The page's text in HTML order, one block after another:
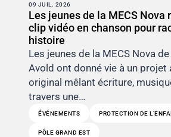
09 JUIL. 2026
Les jeunes de la MECS Nova
clip vidéo en chanson pour
histoire
Les jeunes de la MECS Nova
Avold ont donné vie à un
original mêlant écriture,
travers une…
ÉVÉNEMENTS PROTECTION DE
PÔLE GRAND EST